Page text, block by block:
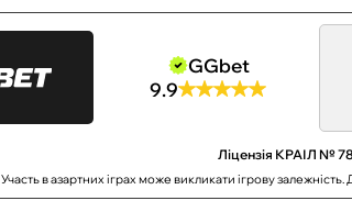
GGbet
9.9
Ліцензія КРАІЛ №
Участь в азартних іграх може викликати ігрову